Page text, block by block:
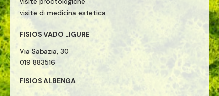
visite di medicina estetica
FISIOS VADO LIGURE
Via Sabazia, 30
019 883516
FISIOS ALBENGA